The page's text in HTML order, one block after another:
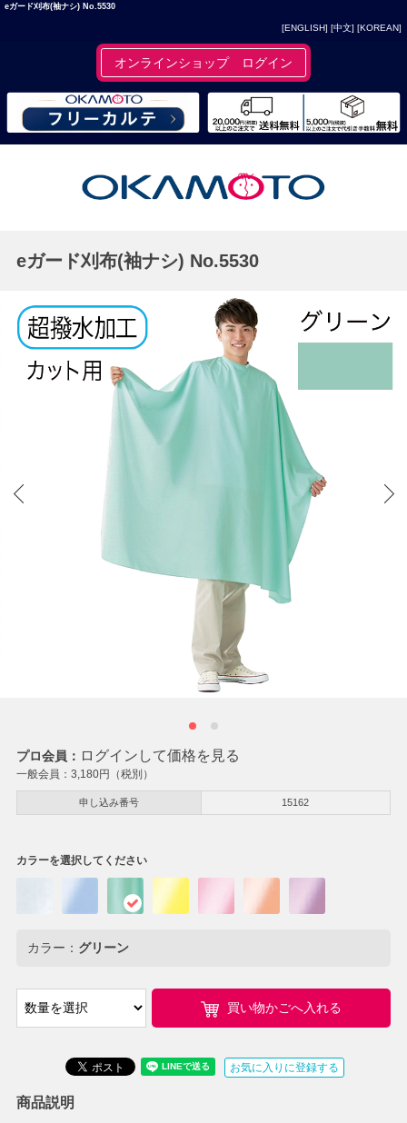
eガード刈布(袖ナシ) No.5530
[ENGLISH] [中文] [KOREAN]
オンラインショップ ログイン
eガード刈布(袖ナシ) No.5530
プロ会員： ログインして価格を見る
一般会員： 3,180円（税別）
申し込み番号 15162
カラーを選択してください
カラー： グリーン
買い物かごへ入れる
お気に入りに登録する
商品説明